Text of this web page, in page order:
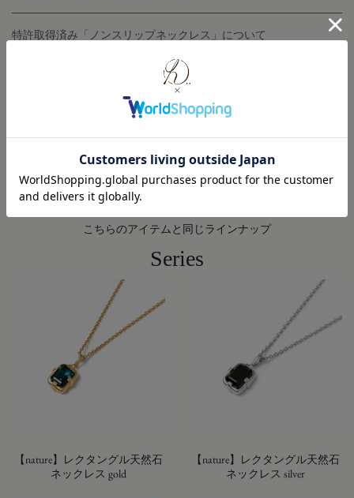
特許取得済み「ノンスリップネックレス」について
ご利用ガイド ( 配送・返品・交換について )
こちらのアイテムと同じラインナップ
Series
【nature】レクタングル天然石
ネックレス gold
【nature】レクタングル天然石
ネックレス silver